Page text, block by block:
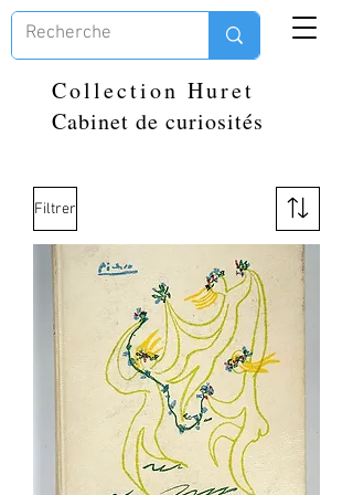
Collection Huret
Cabinet de curiosités
Filtrer